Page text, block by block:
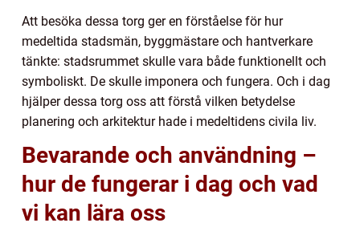
Att besöka dessa torg ger en förståelse för hur
medeltida stadsmän, byggmästare och hantverkare
tänkte: stadsrummet skulle vara både funktionellt och
symboliskt. De skulle imponera och fungera. Och i dag
hjälper dessa torg oss att förstå vilken betydelse
planering och arkitektur hade i medeltidens civila liv.
Bevarande och användning –
hur de fungerar i dag och vad
vi kan lära oss